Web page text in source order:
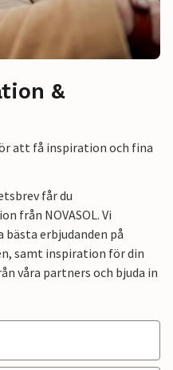
&
att få inspiration och fina
får du
från NOVASOL. Vi
erbjudanden på
samt inspiration för din
våra partners och bjuda in